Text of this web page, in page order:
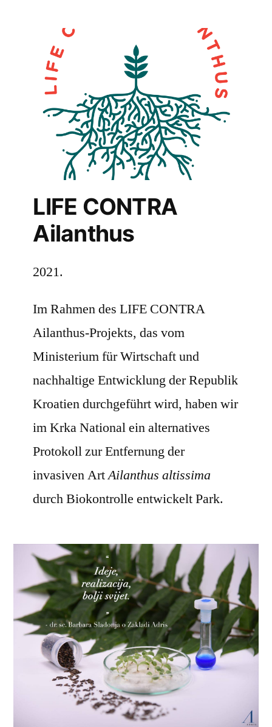
LIFE CONTRA
Ailanthus
2021.
Im Rahmen des LIFE CONTRA
Ailanthus-Projekts, das vom
Ministerium für Wirtschaft und
nachhaltige Entwicklung der Republik
Kroatien durchgeführt wird, haben wir
im Krka National ein alternatives
Protokoll zur Entfernung der
invasiven ArtAilanthus altissima
durch Biokontrolle entwickelt Park.